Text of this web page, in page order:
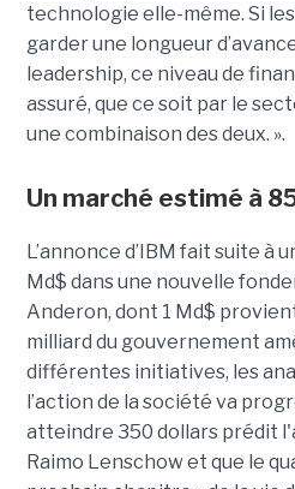
technologie elle-même. Si
garder une longueur
leadership, ce niveau de
assuré, que ce soit par le
une combinaison des deux. ».
Un marché estimé à
L’annonce d’IBM fait suite à
Md$ dans une nouvelle
Anderon, dont 1 Md$
milliard du gouvernement
différentes initiatives, les
l’action de la société va
atteindre 350 dollars prédit
Raimo Lenschow et que le